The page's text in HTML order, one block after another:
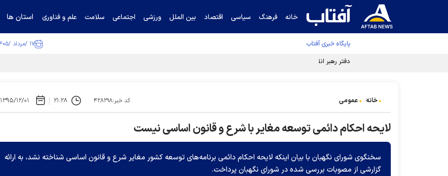
خانه فرهنگ سیاسی اقتصاد بین الملل ورزشی اجتماعی سلامت علم و فناوری استان ها
پایگاه خبری آفتاب ۱۷ /مرداد /۱۴۰۵
دفتر رهبر انقلاب ادعای خرازی درباره پزشکیان را تکذیب کرد
خانه عمومی کد خبر:۴۲۸۲۹۸ ۲۱:۲۸ ۱۳۹۵/۱۲/۰۱
لایحه احکام دائمی توسعه مغایر با شرع و قانون اساسی نیست
سخنگوی شورای نگهبان با بیان اینکه لایحه احکام دائمی برنامه‌های توسعه کشور مغایر شرع و قانون اساسی شناخته نشد، به ارائه
گزارشی از مصوبات بررسی شده در شورای نگهبان پرداخت.